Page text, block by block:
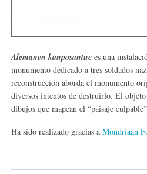
Alemanen kanposantue es una
monumento dedicado a tres soldados
reconstrucción aborda el monumento
diversos intentos de destruirlo. El
dibujos que mapean el “paisaje
Ha sido realizado gracias a Mondriaan